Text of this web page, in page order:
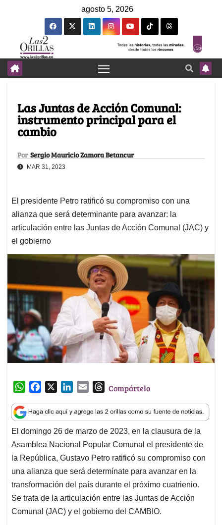
agosto 5, 2026
Las Juntas de Acción Comunal:
instrumento principal para el
cambio
Por Sergio Mauricio Zamora Betancur
MAR 31, 2023
El presidente Petro ratificó su compromiso con una
alianza que será determinante para avanzar: la
articulación entre las Juntas de Acción Comunal (JAC) y
el gobierno
W
a
t
s
A
p
p
c
e
b
o
o
k
n
k
e
d
I
n
a
i
l
T
r
e
a
d
s
Compártelo
El domingo 26 de marzo de 2023, en la clausura de la
Asamblea Nacional Popular Comunal el presidente de
la República, Gustavo Petro ratificó su compromiso con
una alianza que será determínate para avanzar en la
transformación del país durante el próximo cuatrienio.
Se trata de la articulación entre las Juntas de Acción
Comunal (JAC) y el gobierno del CAMBIO.